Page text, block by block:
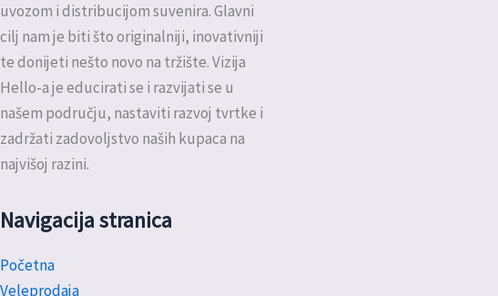
uvozom i distribucijom suvenira. Glavni
cilj nam je biti što originalniji, inovativniji
te donijeti nešto novo na tržište. Vizija
Hello-a je educirati se i razvijati se u
našem području, nastaviti razvoj tvrtke i
zadržati zadovoljstvo naših kupaca na
najvišoj razini.
Navigacija stranica
Početna
Veleprodaja